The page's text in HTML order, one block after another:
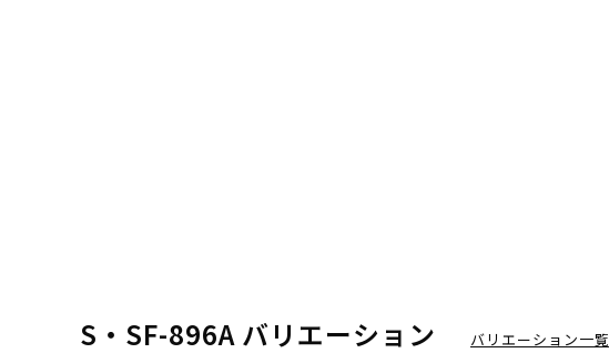
S・SF-896A バリエーション バリエーション一覧